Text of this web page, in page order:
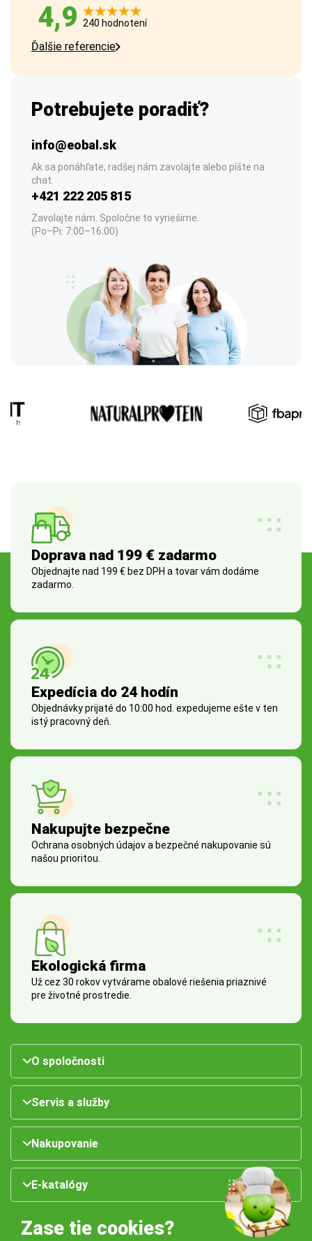
4,9 240 hodnotení
Ďalšie referencie
Potrebujete poradiť?
info@eobal.sk
Ak sa ponáhľate, radšej nám zavolajte alebo píšte na
chat.
+421 222 205 815
Zavolajte nám. Spoločne to vyriešime.
(Po–Pi: 7:00–16:00)
Doprava nad 199 € zadarmo
Objednajte nad 199 € bez DPH a tovar vám dodáme
zadarmo.
Expedícia do 24 hodín
Objednávky prijaté do 10:00 hod. expedujeme ešte v ten
istý pracovný deň.
Nakupujte bezpečne
Ochrana osobných údajov a bezpečné nakupovanie sú
našou prioritou.
Ekologická firma
Už cez 30 rokov vytvárame obalové riešenia priaznivé
pre životné prostredie.
O spoločnosti
Servis a služby
Nakupovanie
E-katalógy
Zase tie cookies?